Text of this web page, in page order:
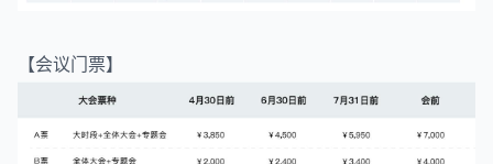
【会议门票】